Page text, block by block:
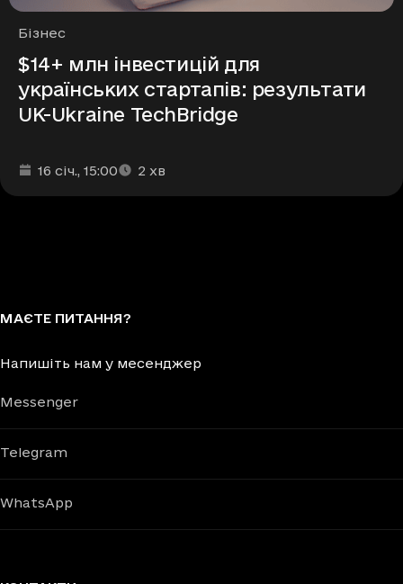
Рубрики
Бізнес
$14+ млн інвестицій для
українських стартапів: результати
UK-Ukraine TechBridge
Дата та час публікації
16 січ., 15:00
Час читання: 2 хв
МАЄТЕ ПИТАННЯ?
Напишіть нам у месенджер
Messenger
Telegram
WhatsApp